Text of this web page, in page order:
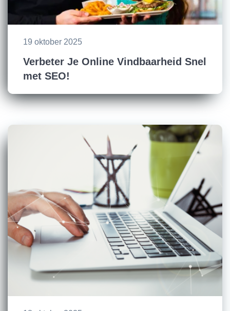
19 oktober 2025
Verbeter Je Online Vindbaarheid Snel
met SEO!